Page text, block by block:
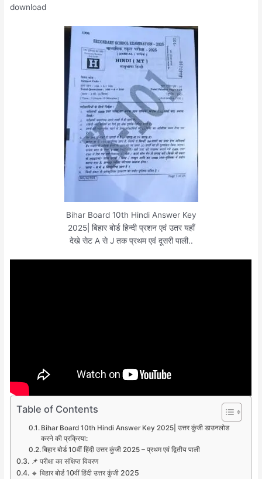
download
Bihar Board 10th Hindi Answer Key
2025| बिहार बोर्ड हिन्दी प्रशन एवं उतर यहाँ
देखे सेट A से J तक प्रथम एवं दूसरी पाली..
Table of Contents
Bihar Board 10th Hindi Answer Key 2025| उत्तर कुंजी डाउनलोड
करने की प्रक्रिया:
बिहार बोर्ड 10वीं हिंदी उत्तर कुंजी 2025 – प्रथम एवं द्वितीय पाली
📌 परीक्षा का संक्षिप्त विवरण
🔹 बिहार बोर्ड 10वीं हिंदी उत्तर कुंजी 2025